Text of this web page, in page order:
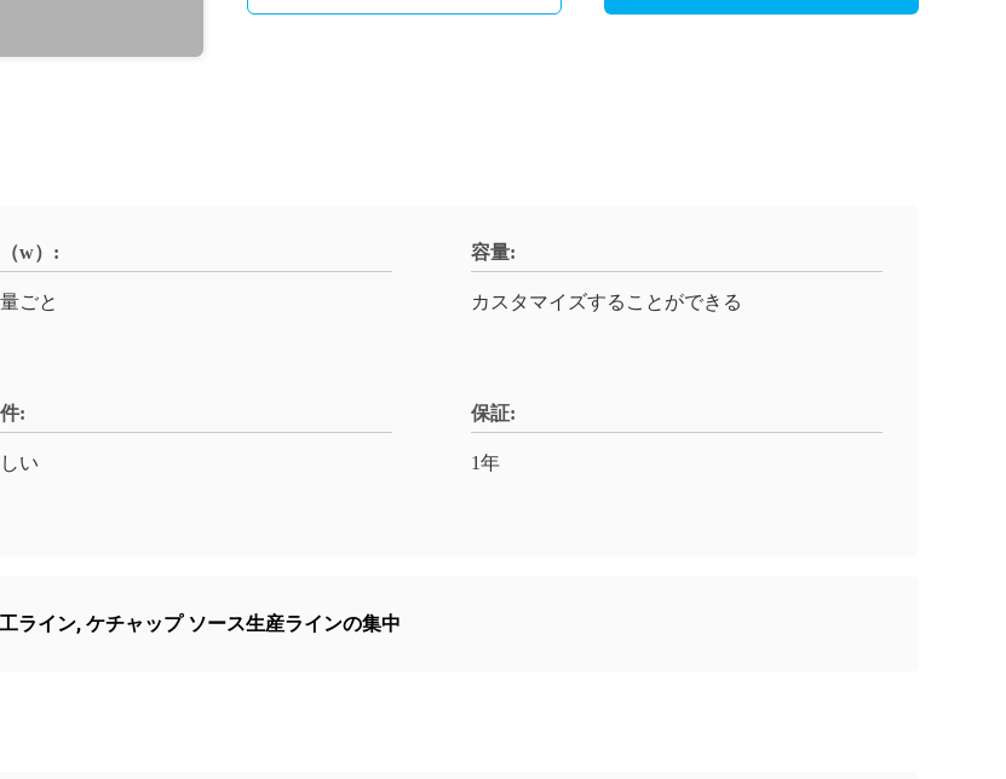
w）:
ごと
容量:
カスタマイズすることができる
:
い
保証:
1年
ライン, ケチャップ ソース生産ラインの集中